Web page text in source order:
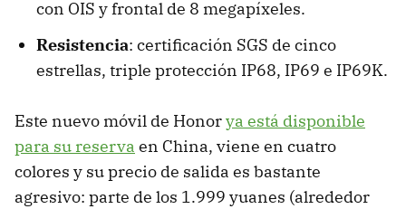
con OIS y frontal de 8 megapíxeles.
Resistencia: certificación SGS de cinco
estrellas, triple protección IP68, IP69 e IP69K.
Este nuevo móvil de Honorya está disponible
para su reserva en China, viene en cuatro
colores y su precio de salida es bastante
agresivo: parte de los 1.999 yuanes (alrededor